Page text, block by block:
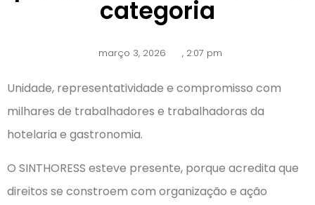
categoria
março 3, 2026 , 2:07 pm
Unidade, representatividade e compromisso com
milhares de trabalhadores e trabalhadoras da
hotelaria e gastronomia.
O SINTHORESS esteve presente, porque acredita que
direitos se constroem com organização e ação